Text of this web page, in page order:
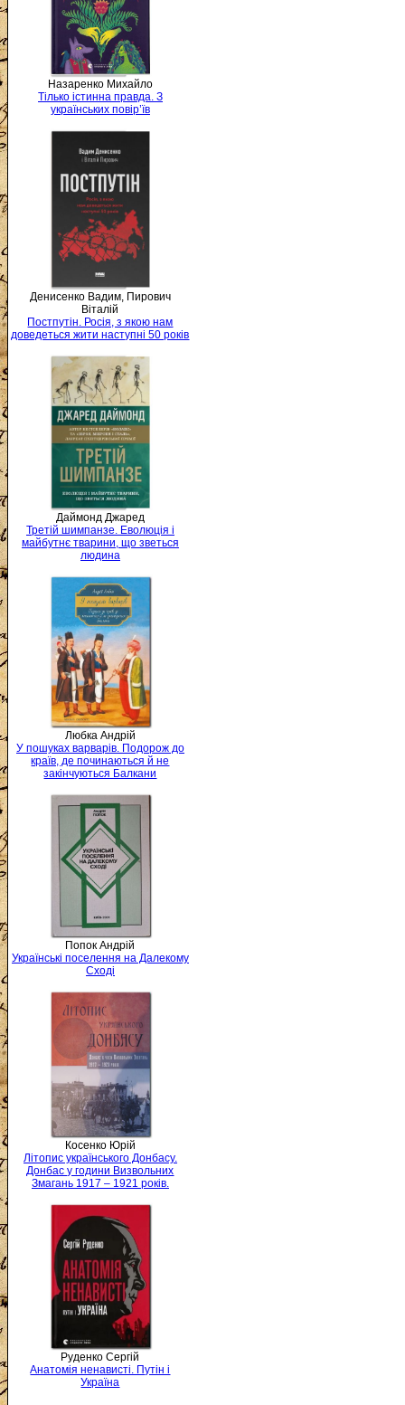
Назаренко Михайло
Тілько істинна правда. З
українських повір’їв
Денисенко Вадим, Пирович
Віталій
Постпутін. Росія, з якою нам
доведеться жити наступні 50 років
Даймонд Джаред
Третій шимпанзе. Еволюція і
майбутнє тварини, що зветься
людина
Любка Андрій
У пошуках варварів. Подорож до
країв, де починаються й не
закінчуються Балкани
Попок Андрій
Українські поселення на Далекому
Сході
Косенко Юрій
Літопис українського Донбасу.
Донбас у години Визвольних
Змагань 1917 – 1921 років.
Руденко Сергій
Анатомія ненависті. Путін і
Україна